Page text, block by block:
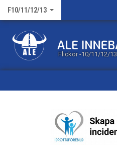
F10/11/12/13
Flickor -10/11/12/13